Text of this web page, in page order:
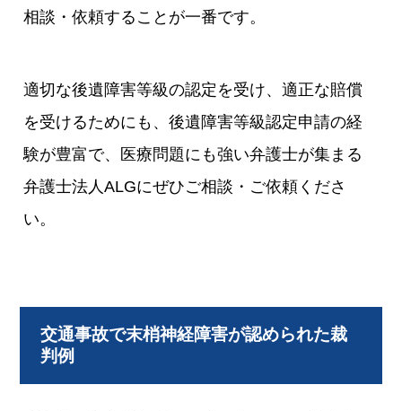
相談・依頼することが一番です。
適切な後遺障害等級の認定を受け、適正な賠償
を受けるためにも、後遺障害等級認定申請の経
験が豊富で、医療問題にも強い弁護士が集まる
弁護士法人ALGにぜひご相談・ご依頼くださ
い。
交通事故で末梢神経障害が認められた裁
判例